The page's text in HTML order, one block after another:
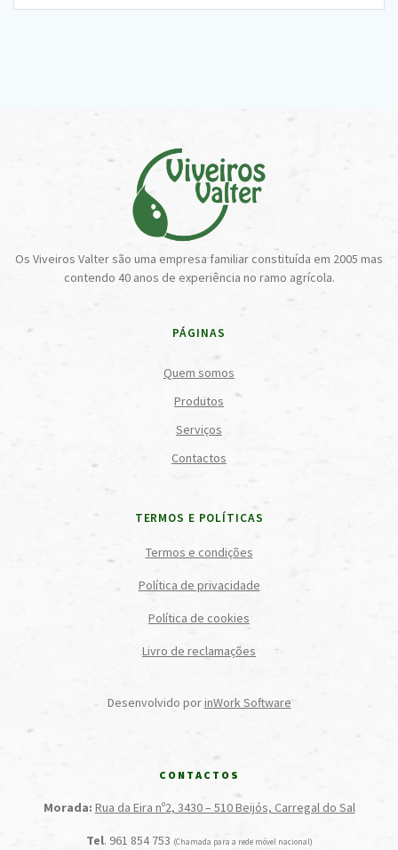
Os Viveiros Valter são uma empresa familiar constituída em 2005 mas
contendo 40 anos de experiência no ramo agrícola.
PÁGINAS
Quem somos
Produtos
Serviços
Contactos
TERMOS E POLÍTICAS
Termos e condições
Política de privacidade
Política de cookies
Livro de reclamações
Desenvolvido porinWork Software
CONTACTOS
Morada: Rua da Eira nº2, 3430 – 510 Beijós, Carregal do Sal
Tel. 961 854 753 (Chamada para a rede móvel nacional)